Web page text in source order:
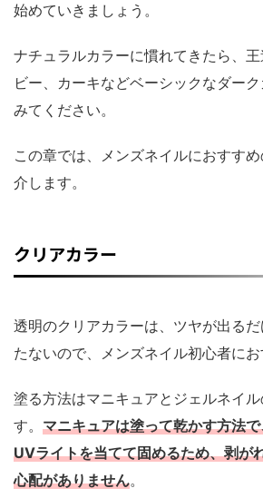
始めていきましょう。
ナチュラルカラーに慣れてきたら、
ビー、カーキなどベーシックなダー
みてください。
この章では、メンズネイルにおすす
介します。
クリアカラー
透明のクリアカラーは、ツヤが出る
たないので、メンズネイル初心者にお
塗る方法はマニキュアとジェルネイ
す。 マニキュアは塗って乾かす方法
UVライトを当てて固めるため、剥が
心配がありません。